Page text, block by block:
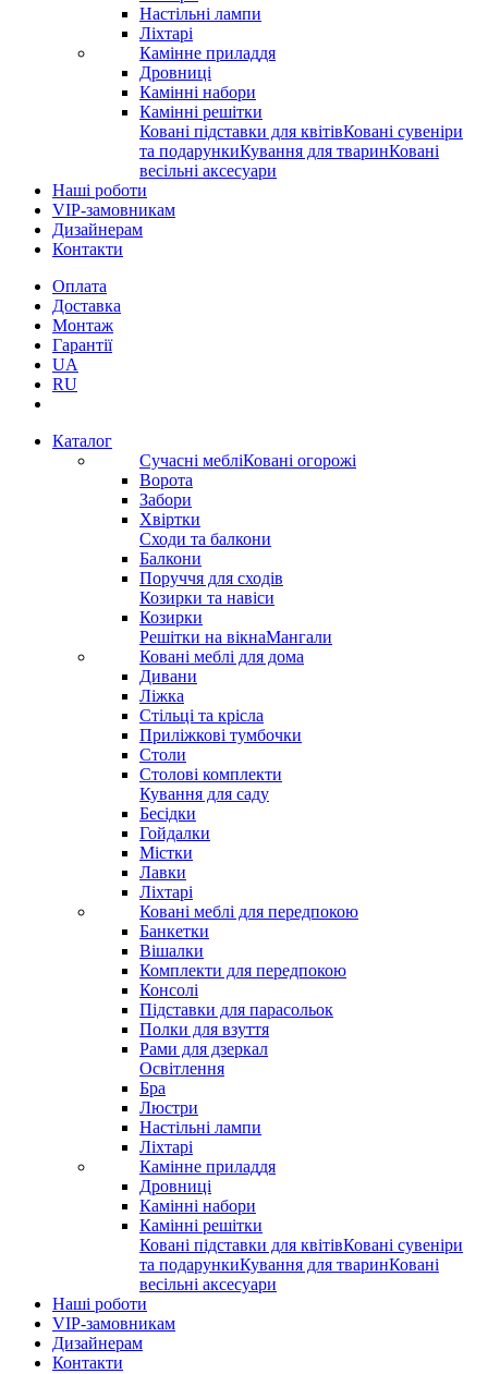
Настільні лампи
Ліхтарі
Камінне приладдя
Дровниці
Камінні набори
Камінні решітки
Ковані підставки для квітівКовані сувеніри
та подарункиКування для тваринКовані
весільні аксесуари
Наші роботи
VIP-замовникам
Дизайнерам
Контакти
Оплата
Доставка
Монтаж
Гарантії
UA
RU
Каталог
Сучасні мебліКовані огорожі
Ворота
Забори
Хвіртки
Сходи та балкони
Балкони
Поруччя для сходів
Козирки та навіси
Козирки
Решітки на вікнаМангали
Ковані меблі для дома
Дивани
Ліжка
Стільці та крісла
Приліжкові тумбочки
Столи
Столові комплекти
Кування для саду
Бесідки
Гойдалки
Містки
Лавки
Ліхтарі
Ковані меблі для передпокою
Банкетки
Вішалки
Комплекти для передпокою
Консолі
Підставки для парасольок
Полки для взуття
Рами для дзеркал
Освітлення
Бра
Люстри
Настільні лампи
Ліхтарі
Камінне приладдя
Дровниці
Камінні набори
Камінні решітки
Ковані підставки для квітівКовані сувеніри
та подарункиКування для тваринКовані
весільні аксесуари
Наші роботи
VIP-замовникам
Дизайнерам
Контакти